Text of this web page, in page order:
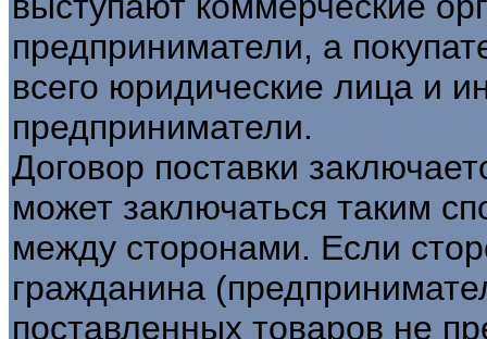
предприниматели, а
всего юридические лица и
предприниматели.
Договор поставки
может заключаться таким
между сторонами. Если
гражданина
поставленных товаров не